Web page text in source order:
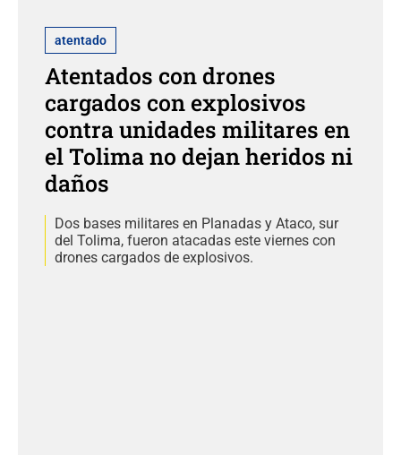
atentado
Atentados con drones
cargados con explosivos
contra unidades militares en
el Tolima no dejan heridos ni
daños
Dos bases militares en Planadas y Ataco, sur
del Tolima, fueron atacadas este viernes con
drones cargados de explosivos.